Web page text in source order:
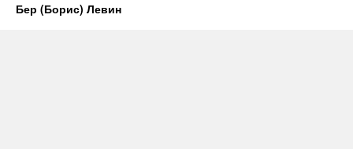
Бер (Борис) Левин